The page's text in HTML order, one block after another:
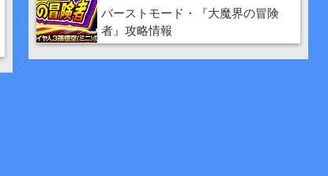
バーストモード・『大魔界の冒険
者』攻略情報